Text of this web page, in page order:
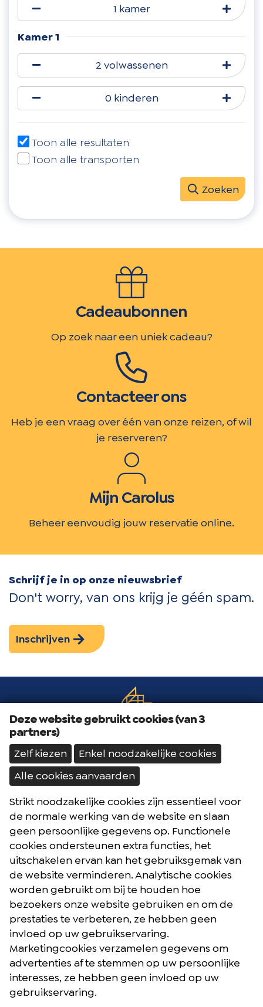
1 kamer
Kamer 1
2 volwassenen
0 kinderen
Toon alle resultaten
Toon alle transporten
Zoeken
Cadeaubonnen
Op zoek naar een uniek cadeau?
Contacteer ons
Heb je een vraag over één van onze reizen, of wil
je reserveren?
Mijn Carolus
Beheer eenvoudig jouw reservatie online.
Schrijf je in op onze nieuwsbrief
Don't worry, van ons krijg je géén spam.
Inschrijven
Brochures
Reisblog
Algemene voorwaarden
Reisverzekering
Privacybeleid
FacebookInstagramYoutube
Postelsesteenweg 27 - 2400 Mol (België)
Deze website gebruikt cookies (van 3
partners)
Zelf kiezen
Enkel noodzakelijke cookies
Alle cookies aanvaarden
Strikt noodzakelijke cookies zijn essentieel voor
de normale werking van de website en slaan
geen persoonlijke gegevens op. Functionele
cookies ondersteunen extra functies, het
uitschakelen ervan kan het gebruiksgemak van
de website verminderen. Analytische cookies
worden gebruikt om bij te houden hoe
bezoekers onze website gebruiken en om de
prestaties te verbeteren, ze hebben geen
invloed op uw gebruikservaring.
Marketingcookies verzamelen gegevens om
advertenties af te stemmen op uw persoonlijke
interesses, ze hebben geen invloed op uw
gebruikservaring.